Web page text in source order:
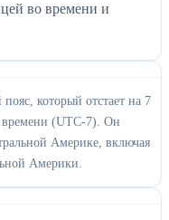
во времени и
который отстает на 7
времени (UTC-7). Он
Америке, включая
Америки.